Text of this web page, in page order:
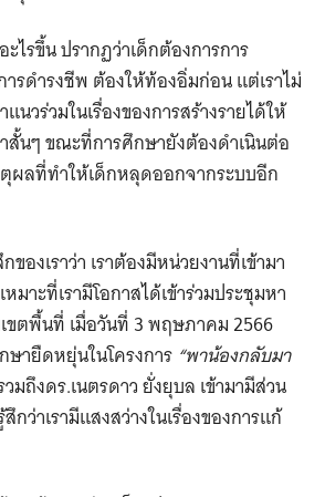
ะไรขึ้น ปรากฏว่าเด็กต้องการการ
รดำรงชีพ ต้องให้ท้องอิ่มก่อน แต่เราไม่
นวร่วมในเรื่องของการสร้างรายได้ให้
าสั้นๆ ขณะที่การศึกษายังต้องดำเนินต่อ
ผลที่ทำให้เด็กหลุดออกจากระบบอีก
ของเราว่า เราต้องมีหน่วยงานที่เข้ามา
มาะที่เรามีโอกาสได้เข้าร่วมประชุมหา
ตพื้นที่ เมื่อวันที่ 3 พฤษภาคม 2566
ษายืดหยุ่นในโครงการ “พาน้องกลับมา
ถึงดร.เนตรดาว ยั่งยุบล เข้ามามีส่วน
กว่าเรามีแสงสว่างในเรื่องของการแก้